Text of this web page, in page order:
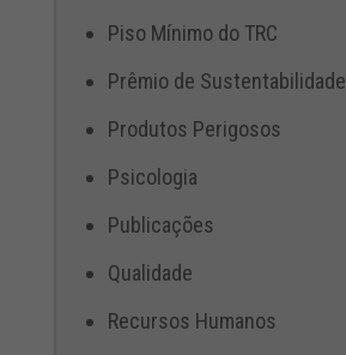
Piso Mínimo do TRC
Prêmio de Sustentabilidade
Produtos Perigosos
Psicologia
Publicações
Qualidade
Recursos Humanos